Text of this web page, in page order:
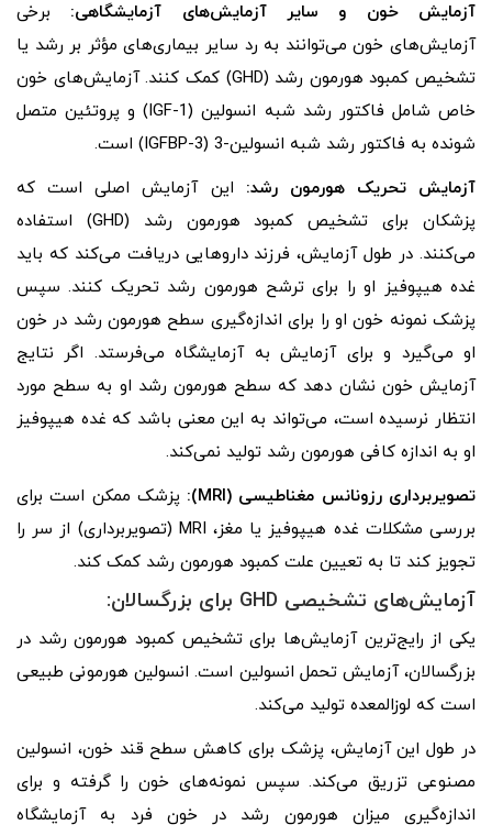
آزمایش خون و سایر آزمایش‌های آزمایشگاهی: برخی
آزمایش‌های خون می‌توانند به رد سایر بیماری‌های مؤثر بر رشد یا
تشخیص کمبود هورمون رشد (GHD) کمک کنند. آزمایش‌های خون
خاص شامل فاکتور رشد شبه انسولین (IGF-1) و پروتئین متصل
شونده به فاکتور رشد شبه انسولین-3 (IGFBP-3) است.
آزمایش تحریک هورمون رشد: این آزمایش اصلی است که
پزشکان برای تشخیص کمبود هورمون رشد (GHD) استفاده
می‌کنند. در طول آزمایش، فرزند داروهایی دریافت می‌کند که باید
غده هیپوفیز او را برای ترشح هورمون رشد تحریک کنند. سپس
پزشک نمونه خون او را برای اندازه‌گیری سطح هورمون رشد در خون
او می‌گیرد و برای آزمایش به آزمایشگاه می‌فرستد. اگر نتایج
آزمایش خون نشان دهد که سطح هورمون رشد او به سطح مورد
انتظار نرسیده است، می‌تواند به این معنی باشد که غده هیپوفیز
او به اندازه کافی هورمون رشد تولید نمی‌کند.
تصویربرداری رزونانس مغناطیسی (MRI
): پزشک ممکن است برای
بررسی مشکلات غده هیپوفیز یا مغز، MRI (تصویربرداری) از سر را
تجویز کند تا به تعیین علت کمبود هورمون رشد کمک کند.
آزمایش‌های تشخیصی GHD برای بزرگسالان:
یکی از رایج‌ترین آزمایش‌ها برای تشخیص کمبود هورمون رشد در
بزرگسالان، آزمایش تحمل انسولین است. انسولین هورمونی طبیعی
است که لوزالمعده تولید می‌کند.
در طول این آزمایش، پزشک برای کاهش سطح قند خون، انسولین
مصنوعی تزریق می‌کند. سپس نمونه‌های خون را گرفته و برای
اندازه‌گیری میزان هورمون رشد در خون فرد به آزمایشگاه